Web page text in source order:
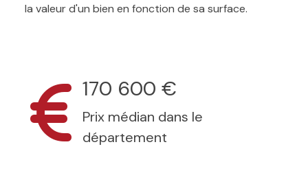
la valeur d'un bien en fonction de sa surface.
170 600 €
Prix médian dans le
département